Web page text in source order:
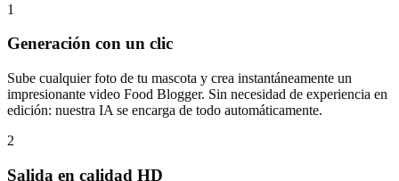
1
Generación con un clic
Sube cualquier foto de tu mascota y crea instantáneamente un
impresionante video Food Blogger. Sin necesidad de experiencia en
edición: nuestra IA se encarga de todo automáticamente.
2
Salida en calidad HD